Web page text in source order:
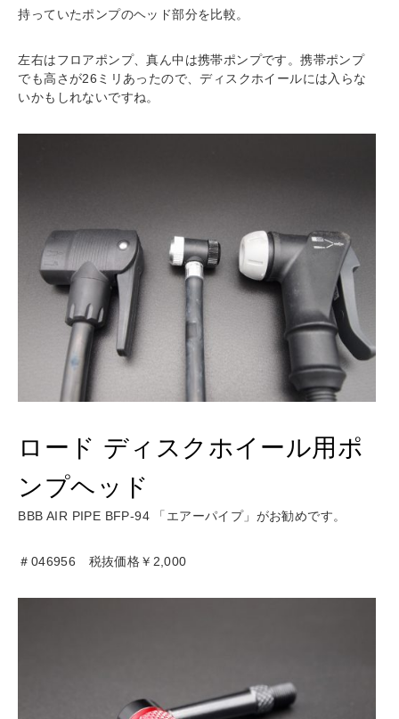
持っていたポンプのヘッド部分を比較。
左右はフロアポンプ、真ん中は携帯ポンプです。携帯ポンプ
でも高さが26ミリあったので、ディスクホイールには入らな
いかもしれないですね。
ロード ディスクホイール用ポ
ンプヘッド
BBB AIR PIPE BFP-94 「エアーパイプ」がお勧めです。
＃046956 税抜価格￥2,000